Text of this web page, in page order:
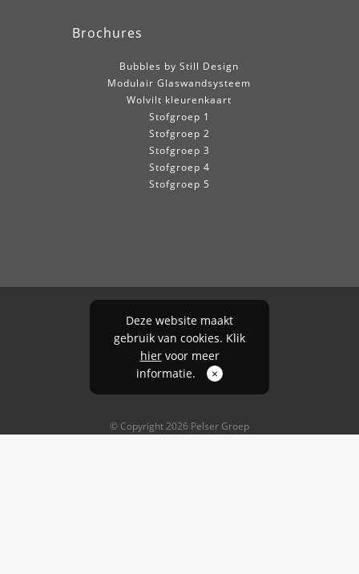
Brochures
Bubbles by Still Design
Modulair Glaswandsysteem
Wolvilt kleurenkaart
Stofgroep 1
Stofgroep 2
Stofgroep 3
Stofgroep 4
Stofgroep 5
© Copyright 2026 Pelser Groep
Deze website maakt
gebruik van cookies. Klik
hiervoor meer
informatie.
×